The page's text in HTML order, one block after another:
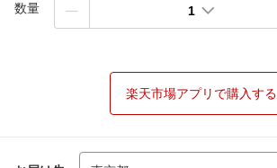
数量 1
楽天市場アプリで購入する